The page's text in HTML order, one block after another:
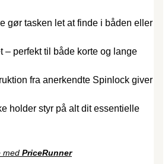
gør tasken let at finde i båden eller
– perfekt til både korte og lange
fra anerkendte Spinlock giver
holder styr på alt dit essentielle
med PriceRunner